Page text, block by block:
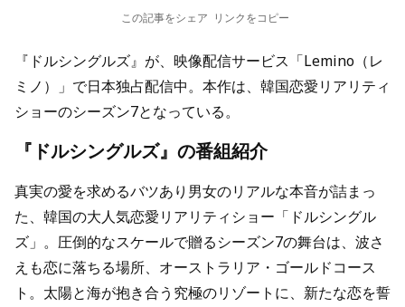
この記事をシェア リンクをコピー
『ドルシングルズ』が、映像配信サービス「Lemino（レ
ミノ）」で日本独占配信中。本作は、韓国恋愛リアリティ
ショーのシーズン7となっている。
『ドルシングルズ』の番組紹介
真実の愛を求めるバツあり男女のリアルな本音が詰まっ
た、韓国の大人気恋愛リアリティショー「ドルシングル
ズ」。圧倒的なスケールで贈るシーズン7の舞台は、波さ
えも恋に落ちる場所、オーストラリア・ゴールドコース
ト。太陽と海が抱き合う究極のリゾートに、新たな恋を誓